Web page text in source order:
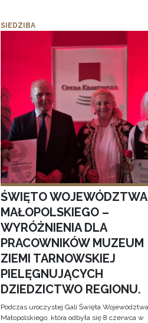
SIEDZIBA
ŚWIĘTO WOJEWÓDZTWA
MAŁOPOLSKIEGO –
WYRÓŻNIENIA DLA
PRACOWNIKÓW MUZEUM
ZIEMI TARNOWSKIEJ
PIELĘGNUJĄCYCH
DZIEDZICTWO REGIONU.
Podczas uroczystej Gali Święta Województwa
Małopolskiego, która odbyła się 8 czerwca w